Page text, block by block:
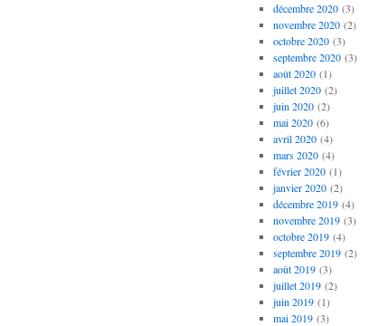
décembre 2020(3)
novembre 2020(2)
octobre 2020(3)
septembre 2020(3)
août 2020(1)
juillet 2020(2)
juin 2020(2)
mai 2020(6)
avril 2020(4)
mars 2020(4)
février 2020(1)
janvier 2020(2)
décembre 2019(4)
novembre 2019(3)
octobre 2019(4)
septembre 2019(2)
août 2019(3)
juillet 2019(2)
juin 2019(1)
mai 2019(3)